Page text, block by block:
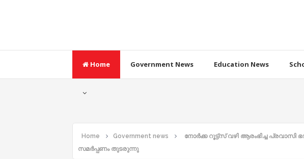
Home Government News Education News
Home Government news
നോർക്ക റൂട്ട്സ് വഴി ആരംഭിച്ച പ്രവാസി
സമർപ്പണം തുടരുന്നു